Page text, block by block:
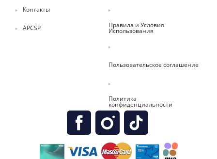
Контакты
APCSP Правила и Условия
Использования
Пользовательское соглашение
Политика
конфиденциальности